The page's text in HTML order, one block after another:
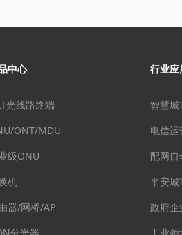
中心
光线路终端
ONT/MDU
级ONU
机
器/网桥/AP
行业应
智慧城
电信运
配网自
平安城
政府企